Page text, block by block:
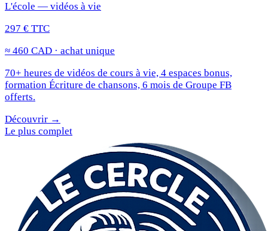
L'école — vidéos à vie
297 € TTC
≈ 460 CAD · achat unique
70+ heures de vidéos de cours à vie, 4 espaces bonus,
formation Écriture de chansons, 6 mois de Groupe FB
offerts.
Découvrir →
Le plus complet